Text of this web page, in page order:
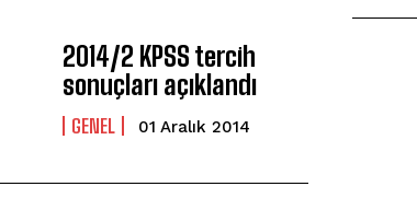
2014/2 KPSS tercih
sonuçları açıklandı
GENEL 01 Aralık 2014